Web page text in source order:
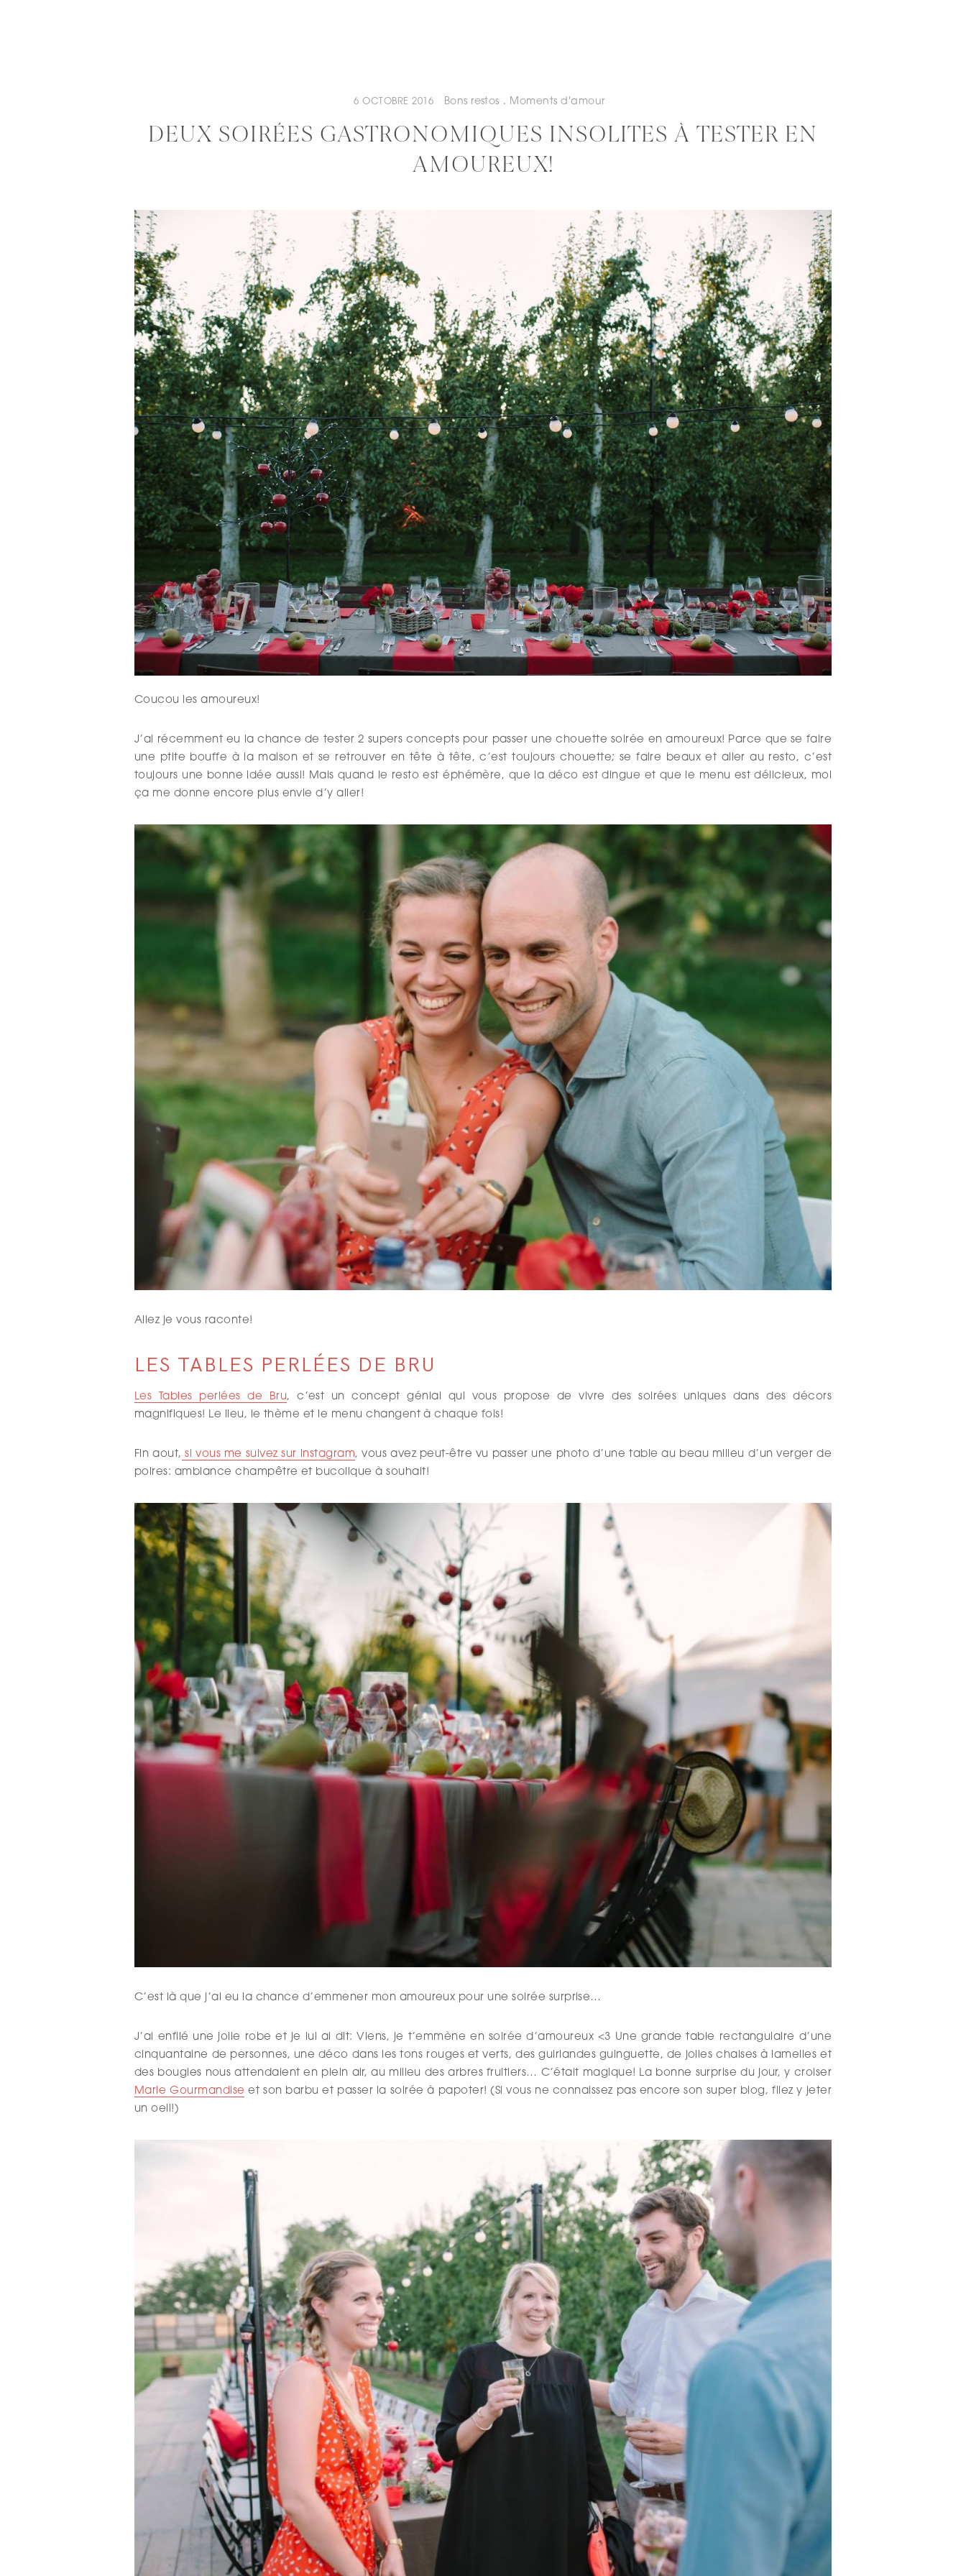
6 OCTOBRE 2016 Bons restos . Moments d'amour
DEUX SOIRÉES GASTRONOMIQUES INSOLITES À TESTER EN
AMOUREUX!
Coucou les amoureux!
J’ai récemment eu la chance de tester 2 supers concepts pour passer une chouette soirée en amoureux! Parce que se faire
une ptite bouffe à la maison et se retrouver en tête à tête, c’est toujours chouette; se faire beaux et aller au resto, c’est
toujours une bonne idée aussi! Mais quand le resto est éphémère, que la déco est dingue et que le menu est délicieux, moi
ça me donne encore plus envie d’y aller!
Allez je vous raconte!
LES TABLES PERLÉES DE BRU
Les Tables perlées de Bru, c’est un concept génial qui vous propose de vivre des soirées uniques dans des décors
magnifiques! Le lieu, le thème et le menu changent à chaque fois!
Fin aout, si vous me suivez sur instagram, vous avez peut-être vu passer une photo d’une table au beau milieu d’un verger de
poires: ambiance champêtre et bucolique à souhait!
C’est là que j’ai eu la chance d’emmener mon amoureux pour une soirée surprise…
J’ai enfilé une jolie robe et je lui ai dit: Viens, je t’emmène en soirée d’amoureux <3 Une grande table rectangulaire d’une
cinquantaine de personnes, une déco dans les tons rouges et verts, des guirlandes guinguette, de jolies chaises à lamelles et
des bougies nous attendaient en plein air, au milieu des arbres fruitiers… C’était magique! La bonne surprise du jour, y croiser
Marie Gourmandise et son barbu et passer la soirée à papoter! (Si vous ne connaissez pas encore son super blog, filez y jeter
un oeil!)